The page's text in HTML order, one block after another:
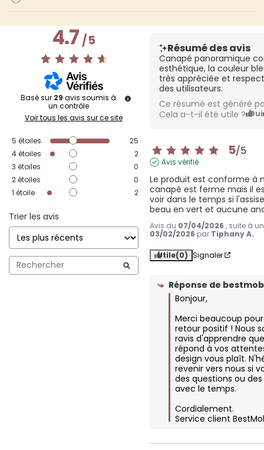
4.7/5
Basé sur 29 avis soumis à
un contrôle
Voir tous les avis sur ce site
5 étoiles
25
4étoiles
2
3 étoiles
0
2étoiles
0
1 étoile 2
Trier les avis
Résumé des avis
Canapé panoramique
esthétique, la couleur
très appréciée et
des utilisateurs.
Ce résumé est généré
Cela a-t-il été utile ? Oui
5/5
Avis vérifié
Le produit est conforme à
canapé est ferme mais il
voir dans le temps si
beau en vert et aucune
Avis du 07/04/2026 , suite à
03/02/2026 par Tiphany A.
Utile(0) Signaler
Réponse de
Bonjour,
Merci beaucoup
retour positif ! Nous
ravis d'apprendre
répond à vos
design vous plaît.
revenir vers nous si
des questions ou
avec le temps.
Cordialement.
Service client